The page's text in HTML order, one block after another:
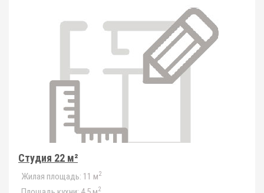
Студия 22 м²
Жилая площадь: 11 м2
2